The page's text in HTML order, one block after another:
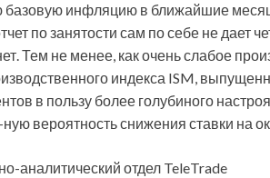
базовую инфляцию в ближайшие
по занятости сам по себе не дает
Тем не менее, как очень слабое
индекса ISM,
в пользу более голубиного
вероятность снижения ставки на
аналитический отдел TeleTrade